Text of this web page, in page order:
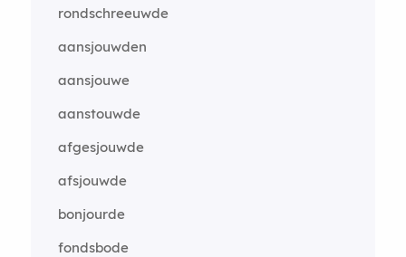
rondschreeuwde
aansjouwden
aansjouwe
aanstouwde
afgesjouwde
afsjouwde
bonjourde
fondsbode